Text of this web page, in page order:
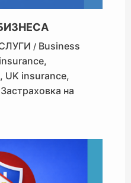
/ Business
,
, UK insurance,
Застраховка на